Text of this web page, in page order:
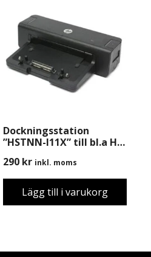
Dockningsstation
”HSTNN-I11X” till bl.a HP
290 kr inkl. moms
Lägg till i varukorg